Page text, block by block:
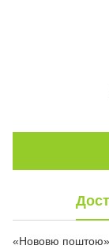
«Нововю поштою»